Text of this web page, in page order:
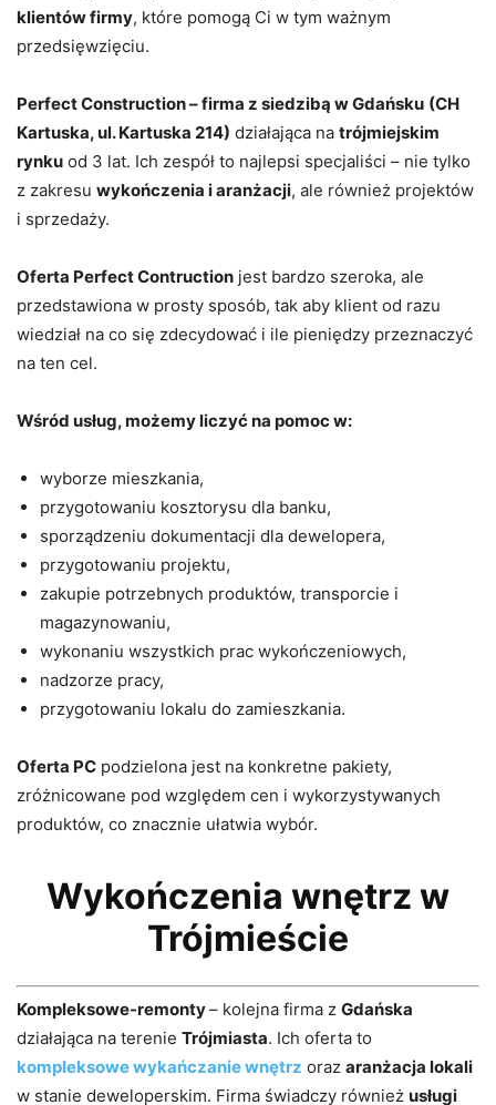
klientów firmy, które pomogą Ci w tym ważnym
przedsięwzięciu.
Perfect Construction – firma z siedzibą w Gdańsku (CH
Kartuska, ul. Kartuska 214) działająca na trójmiejskim
rynku od 3 lat. Ich zespół to najlepsi specjaliści – nie tylko
z zakresu wykończenia i aranżacji, ale również projektów
i sprzedaży.
Oferta Perfect Contruction jest bardzo szeroka, ale
przedstawiona w prosty sposób, tak aby klient od razu
wiedział na co się zdecydować i ile pieniędzy przeznaczyć
na ten cel.
Wśród usług, możemy liczyć na pomoc w:
wyborze mieszkania,
przygotowaniu kosztorysu dla banku,
sporządzeniu dokumentacji dla dewelopera,
przygotowaniu projektu,
zakupie potrzebnych produktów, transporcie i
magazynowaniu,
wykonaniu wszystkich prac wykończeniowych,
nadzorze pracy,
przygotowaniu lokalu do zamieszkania.
Oferta PC podzielona jest na konkretne pakiety,
zróżnicowane pod względem cen i wykorzystywanych
produktów, co znacznie ułatwia wybór.
Wykończenia wnętrz w
Trójmieście
Kompleksowe-remonty– kolejna firma z Gdańska
działająca na terenie Trójmiasta. Ich oferta to
kompleksowe wykańczanie wnętrz oraz aranżacja lokali
w stanie deweloperskim. Firma świadczy również usługi